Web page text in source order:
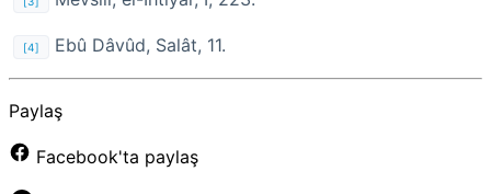
[4] Ebû Dâvûd, Salât, 11.
Paylaş
Facebook'ta paylaş